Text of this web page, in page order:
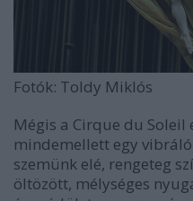
Fotók: Toldy Miklós
Mégis a Cirque du Soleil
mindemellett egy
szemünk elé, rengeteg
öltözött, mélységes